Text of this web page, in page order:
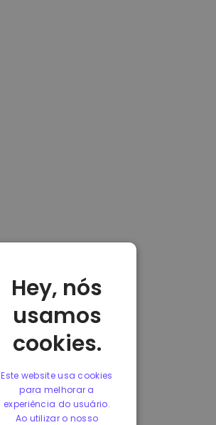
Hey, nós
usamos
cookies.
Este website usa cookies
para melhorar a
experiência do usuário.
Ao utilizar o nosso